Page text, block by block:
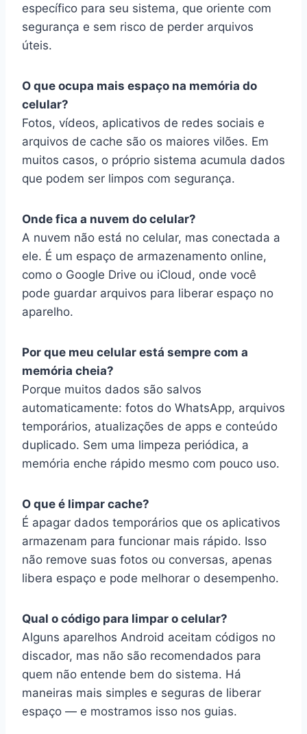
específico para seu sistema, que oriente com
segurança e sem risco de perder arquivos
úteis.
O que ocupa mais espaço na memória do
celular?
Fotos, vídeos, aplicativos de redes sociais e
arquivos de cache são os maiores vilões. Em
muitos casos, o próprio sistema acumula dados
que podem ser limpos com segurança.
Onde fica a nuvem do celular?
A nuvem não está no celular, mas conectada a
ele. É um espaço de armazenamento online,
como o Google Drive ou iCloud, onde você
pode guardar arquivos para liberar espaço no
aparelho.
Por que meu celular está sempre com a
memória cheia?
Porque muitos dados são salvos
automaticamente: fotos do WhatsApp, arquivos
temporários, atualizações de apps e conteúdo
duplicado. Sem uma limpeza periódica, a
memória enche rápido mesmo com pouco uso.
O que é limpar cache?
É apagar dados temporários que os aplicativos
armazenam para funcionar mais rápido. Isso
não remove suas fotos ou conversas, apenas
libera espaço e pode melhorar o desempenho.
Qual o código para limpar o celular?
Alguns aparelhos Android aceitam códigos no
discador, mas não são recomendados para
quem não entende bem do sistema. Há
maneiras mais simples e seguras de liberar
espaço — e mostramos isso nos guias.